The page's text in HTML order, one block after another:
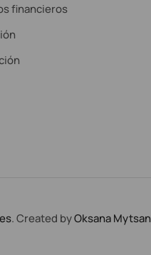
financieros
. Created byOksana Mytsan